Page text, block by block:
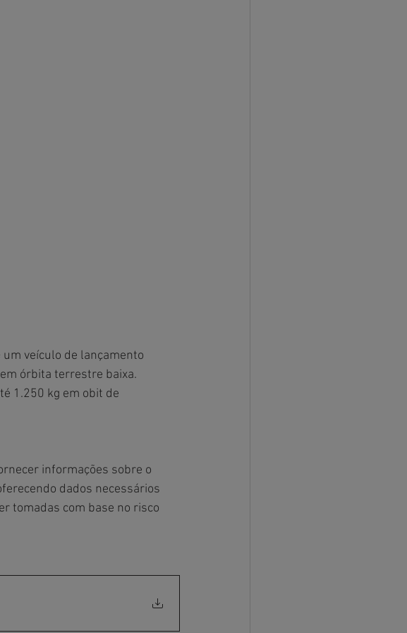
um veículo de lançamento
órbita terrestre baixa.
1.250 kg em obit de
informações sobre o
dados necessários
tomadas com base no risco